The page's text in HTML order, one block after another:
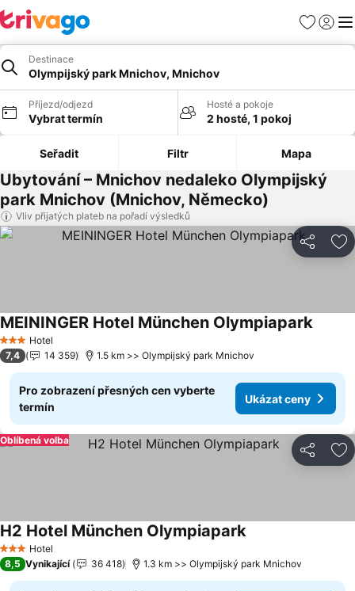
Oblíbené
Destinace
Olympijský park Mnichov, Mnichov
Příjezd/odjezd
Vybrat termín
Hosté a pokoje
2 hosté, 1 pokoj
Seřadit Filtr Mapa
Ubytování – Mnichov nedaleko Olympijský
park Mnichov (Mnichov, Německo)
Vliv přijatých plateb na pořadí výsledků
Sdílet
3 Počet hvězdiček
Hotel
MEININGER Hotel München Olympiapark
7,4 14 359 1.5 km >> Olympijský park Mnichov
Pro zobrazení přesných cen vyberte
termín
Ukázat ceny
Sdílet
Oblíbená volba
3 Počet hvězdiček
Hotel
H2 Hotel München OlympiaparkUkázat ceny
8,5 Vynikající 36 418 1.3 km >> Olympijský park Mnichov